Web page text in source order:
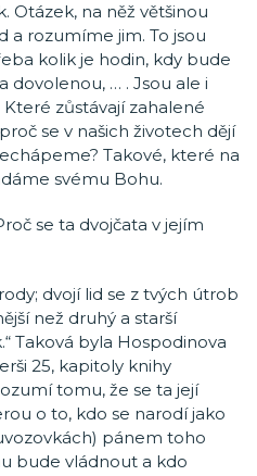
Otázek, na něž většinou
a rozumíme jim. To jsou
kolik je hodin, kdy bude
dovolenou, … . Jsou ale i
zůstávají zahalené
se v našich životech dějí
Takové, které na
svému Bohu.
se ta dvojčata v jejím
dvojí lid se z tvých útrob
než druhý a starší
Taková byla Hospodinova
25, kapitoly knihy
tomu, že se ta její
o to, kdo se narodí jako
pánem toho
bude vládnout a kdo